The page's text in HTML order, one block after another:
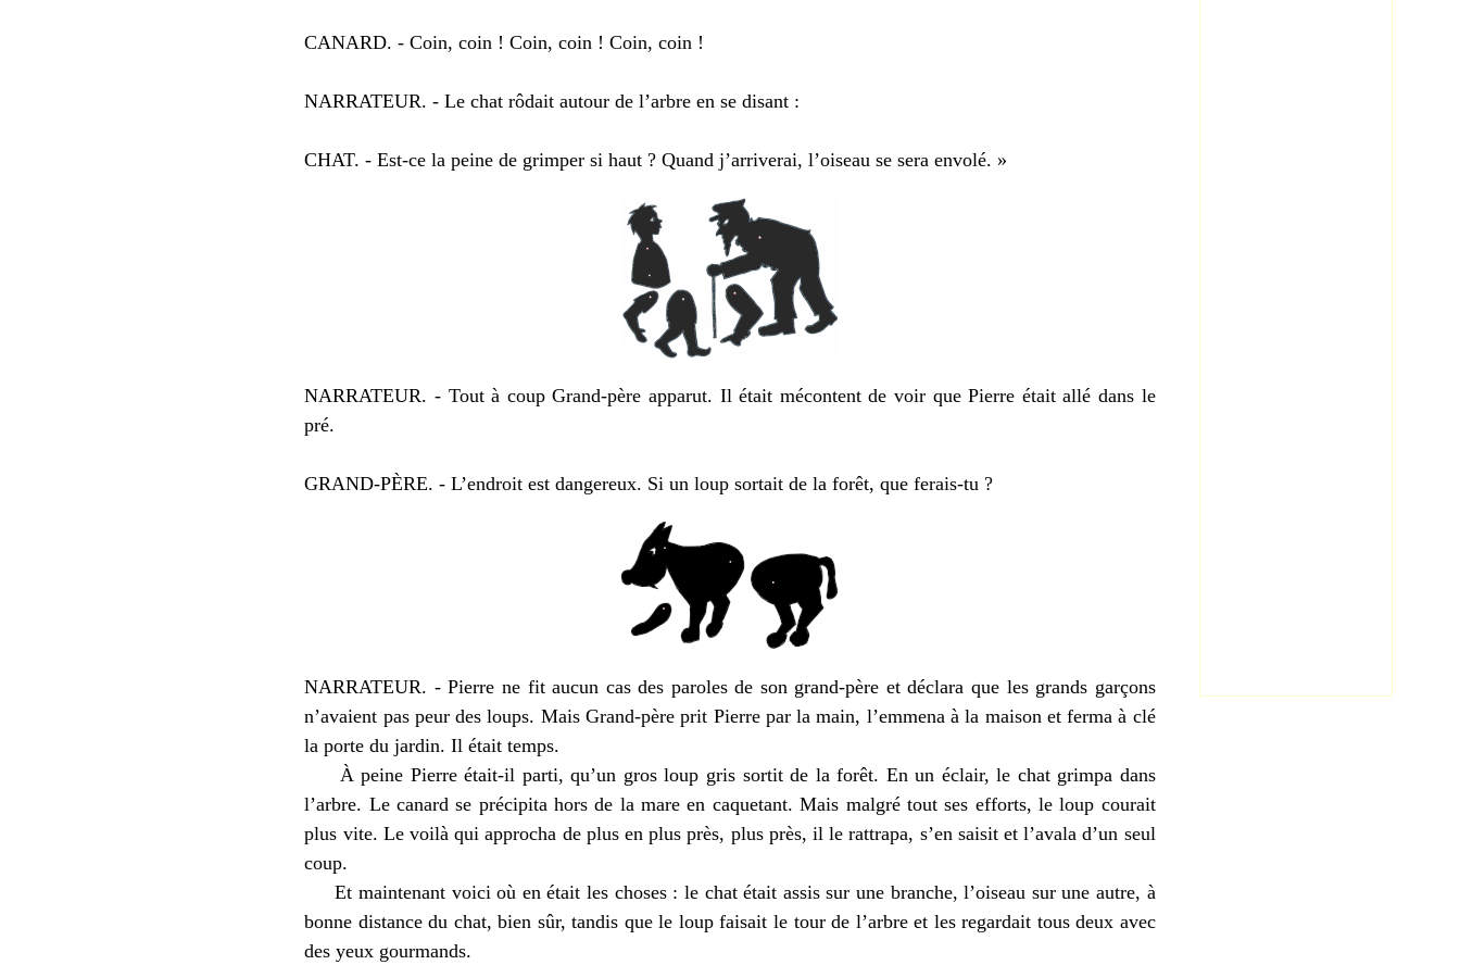
CANARD. - Coin, coin ! Coin, coin ! Coin, coin !
NARRATEUR. - Le chat rôdait autour de l’arbre en se disant :
CHAT. - Est-ce la peine de grimper si haut ? Quand j’arriverai, l’oiseau se sera envolé. »
NARRATEUR. - Tout à coup Grand-père apparut. Il était mécontent de voir que Pierre était allé dans le
pré.
GRAND-PÈRE. - L’endroit est dangereux. Si un loup sortait de la forêt, que ferais-tu ?
NARRATEUR. - Pierre ne fit aucun cas des paroles de son grand-père et déclara que les grands garçons
n’avaient pas peur des loups. Mais Grand-père prit Pierre par la main, l’emmena à la maison et ferma à clé
la porte du jardin. Il était temps.
À peine Pierre était-il parti, qu’un gros loup gris sortit de la forêt. En un éclair, le chat grimpa dans
l’arbre. Le canard se précipita hors de la mare en caquetant. Mais malgré tout ses efforts, le loup courait
plus vite. Le voilà qui approcha de plus en plus près, plus près, il le rattrapa, s’en saisit et l’avala d’un seul
coup.
Et maintenant voici où en était les choses : le chat était assis sur une branche, l’oiseau sur une autre, à
bonne distance du chat, bien sûr, tandis que le loup faisait le tour de l’arbre et les regardait tous deux avec
des yeux gourmands.